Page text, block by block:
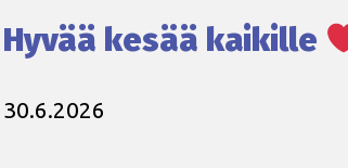
Hyvää kesää kaikille
30.6.2026